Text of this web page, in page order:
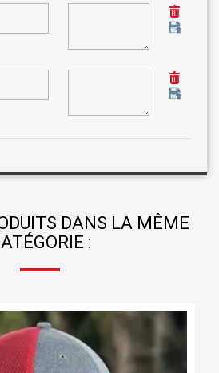
DANS LA MÊME
: